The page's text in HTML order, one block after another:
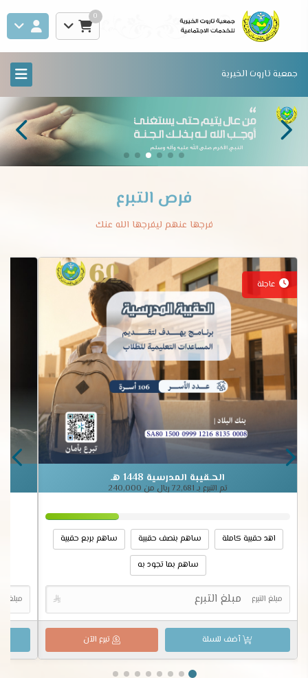
0
جمعية تاروت الخيرية
فرص التبرع
فرجها عنهم ليفرجها الله عنك
عاجلة
الحـقيبة المدرسية 1448 هـ
تم التبرع بـ 72,681 ريال من 240,000
اهد حقيبة كاملة ساهم بنصف حقيبة
ساهم بربع حقيبة
ساهم بما تجود به
مبلغ التبرع 
أضف للسلة تبرع الآن
مبلغ